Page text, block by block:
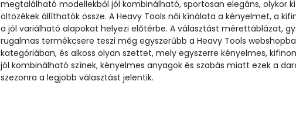
megtalálható modellekből jól kombinálható, sportosan elegáns, olykor
öltözékek állíthatók össze. A Heavy Tools női kínálata a kényelmet, a
a jól variálható alapokat helyezi előtérbe. A választást mérettáblázat,
rugalmas termékcsere teszi még egyszerűbb a Heavy Tools
kategóriában, és alkoss olyan szettet, mely egyszerre kényelmes,
jól kombinálható színek, kényelmes anyagok és szabás miatt ezek a
szezonra a legjobb választást jelentik.